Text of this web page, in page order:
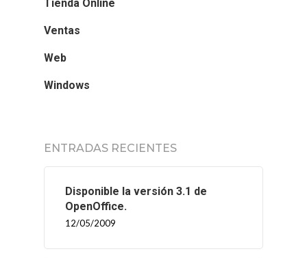
Tienda Online
Ventas
Web
Windows
ENTRADAS RECIENTES
Disponible la versión 3.1 de
OpenOffice.
12/05/2009